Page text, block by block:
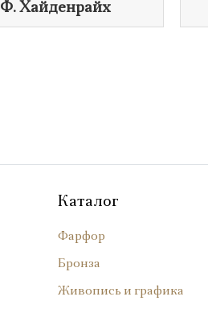
Ф. Хайденрайх
Каталог
Фарфор
Бронза
Живопись и графика